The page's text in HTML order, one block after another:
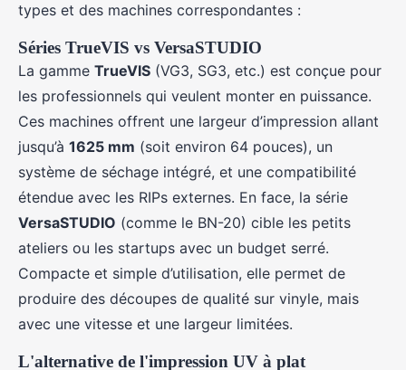
types et des machines correspondantes :
Séries TrueVIS vs VersaSTUDIO
La gamme TrueVIS (VG3, SG3, etc.) est conçue pour
les professionnels qui veulent monter en puissance.
Ces machines offrent une largeur d’impression allant
jusqu’à 1625 mm (soit environ 64 pouces), un
système de séchage intégré, et une compatibilité
étendue avec les RIPs externes. En face, la série
VersaSTUDIO (comme le BN-20) cible les petits
ateliers ou les startups avec un budget serré.
Compacte et simple d’utilisation, elle permet de
produire des découpes de qualité sur vinyle, mais
avec une vitesse et une largeur limitées.
L'alternative de l'impression UV à plat